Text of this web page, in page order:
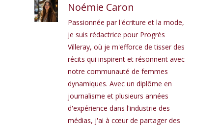
Noémie Caron
Passionnée par l'écriture et la mode,
je suis rédactrice pour Progrès
Villeray, où je m'efforce de tisser des
récits qui inspirent et résonnent avec
notre communauté de femmes
dynamiques. Avec un diplôme en
journalisme et plusieurs années
d'expérience dans l'industrie des
médias, j'ai à cœur de partager des